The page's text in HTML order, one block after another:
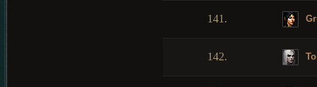
141.
142.